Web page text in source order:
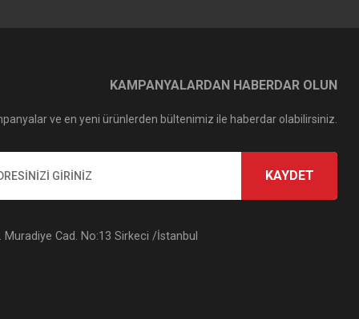
KAMPANYALARDAN HABERDAR OLUN
ve en yeni ürünlerden bültenimiz ile haberdar olabilirsiniz.
KAYDET
Muradiye Cad. No:13 Sirkeci /İstanbul